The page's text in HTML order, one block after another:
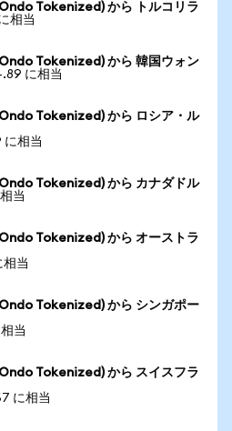
Tokenized) から トルコリラ
相当
Tokenized) から 韓国ウォン
に相当
Tokenized) から ロシア・ル
に相当
Tokenized) から カナダドル
当
Tokenized) から オーストラ
相当
Tokenized) から シンガポー
当
Tokenized) から スイスフラ
に相当